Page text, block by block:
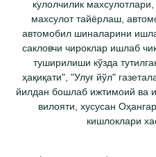
кулолчилик
махсулот тайёрлаш,
автомобил шиналарини
сакловчи чироклар ишлаб
туширилиши кўзда
ҳақиқати", "Улуғ йўл"
йилдан бошлаб ижтимоий ва
вилояти, хусусан
кишлоклари